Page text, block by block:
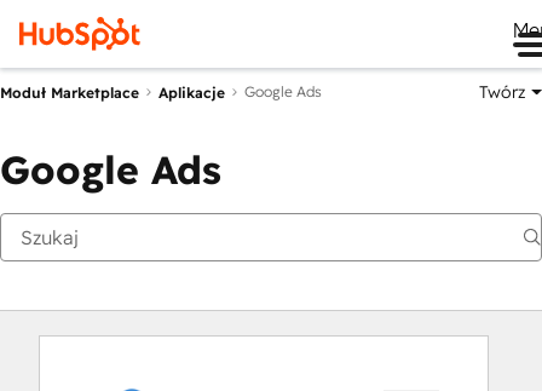
Moduł Marketplace Aplikacje Google Ads Twórz
Google Ads